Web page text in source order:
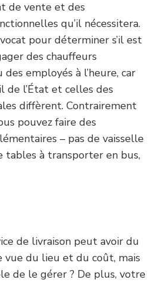
de vente et des
qu’il nécessitera.
pour déterminer s’il est
des chauffeurs
employés à l’heure, car
de l’État et celles des
diffèrent. Contrairement
pouvez faire des
– pas de vaisselle
tables à transporter en bus,
de livraison peut avoir du
vue du lieu et du coût, mais
de le gérer ? De plus, votre